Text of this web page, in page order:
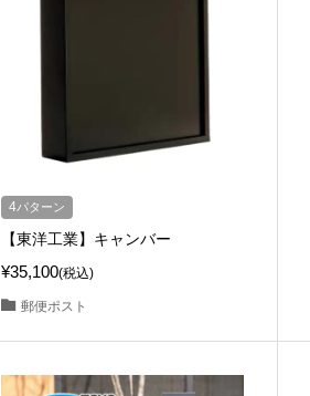
4パターン
【東洋工業】キャンバー
¥35,100(税込)
郵便ポスト